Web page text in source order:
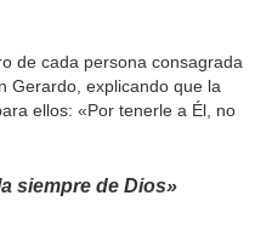
de cada persona consagrada
Gerardo, explicando que la
ellos: «Por tenerle a Él, no
siempre de Dios»